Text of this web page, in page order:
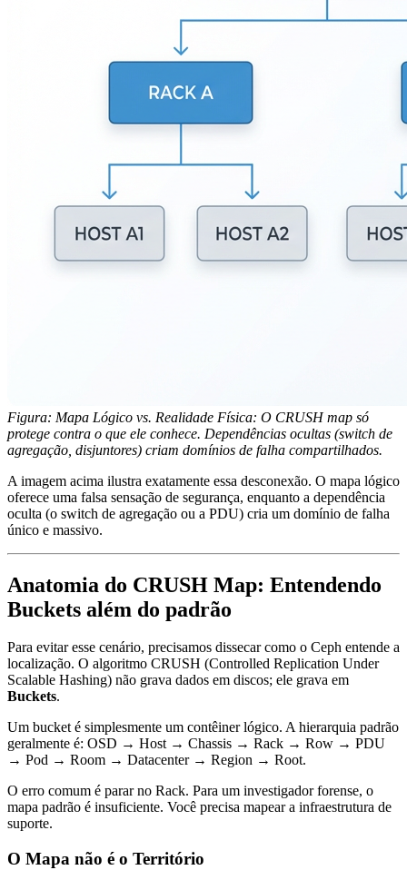
Figura: Mapa Lógico vs. Realidade Física: O CRUSH map só
protege contra o que ele conhece. Dependências ocultas (switch de
agregação, disjuntores) criam domínios de falha compartilhados.
A imagem acima ilustra exatamente essa desconexão. O mapa lógico
oferece uma falsa sensação de segurança, enquanto a dependência
oculta (o switch de agregação ou a PDU) cria um domínio de falha
único e massivo.
Anatomia do CRUSH Map: Entendendo
Buckets além do padrão
Para evitar esse cenário, precisamos dissecar como o Ceph entende a
localização. O algoritmo CRUSH (Controlled Replication Under
Scalable Hashing) não grava dados em discos; ele grava em
Buckets.
Um bucket é simplesmente um contêiner lógico. A hierarquia padrão
geralmente é: OSD → Host→ Chassis → Rack → Row → PDU
→ Pod → Room → Datacenter→ Region → Root.
O erro comum é parar no Rack. Para um investigador forense, o
mapa padrão é insuficiente. Você precisa mapear a infraestrutura de
suporte.
O Mapa não é o Território